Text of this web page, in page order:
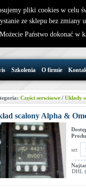
32 721 86
Szkolenia O firmie
Części serwisowe/ Układy
scalony Alpha &
szt:
DHL
pliki cookies w celu
ze sklepu bez zmiany
Państwo dokonać w